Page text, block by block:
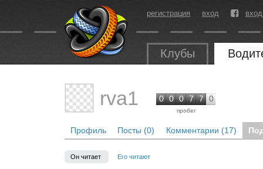
регистрация вход
Клубы
rva1 0 0 0 7 7 0
пробег
Профиль Посты (0) Комментарии (17)
Он читает Его читают